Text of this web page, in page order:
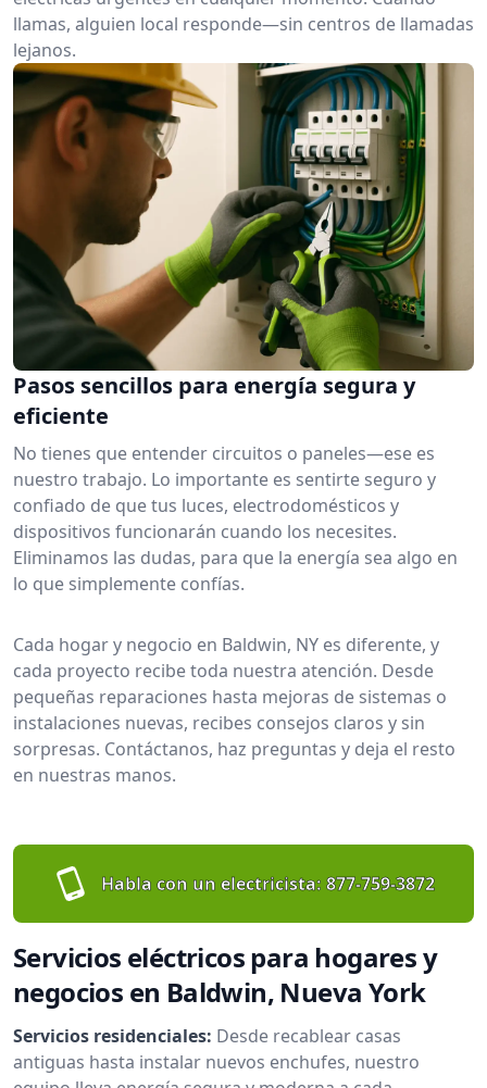
llamas, alguien local responde—sin centros de llamadas
lejanos.
Pasos sencillos para energía segura y
eficiente
No tienes que entender circuitos o paneles—ese es
nuestro trabajo. Lo importante es sentirte seguro y
confiado de que tus luces, electrodomésticos y
dispositivos funcionarán cuando los necesites.
Eliminamos las dudas, para que la energía sea algo en
lo que simplemente confías.
Cada hogar y negocio en Baldwin, NY es diferente, y
cada proyecto recibe toda nuestra atención. Desde
pequeñas reparaciones hasta mejoras de sistemas o
instalaciones nuevas, recibes consejos claros y sin
sorpresas. Contáctanos, haz preguntas y deja el resto
en nuestras manos.
Habla con un electricista: 877-759-3872
Servicios eléctricos para hogares y
negocios en Baldwin, Nueva York
Servicios residenciales: Desde recablear casas
antiguas hasta instalar nuevos enchufes, nuestro